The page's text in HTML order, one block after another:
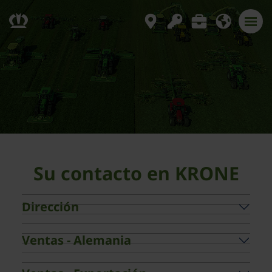
Su contacto en KRONE
Dirección
Ventas - Alemania